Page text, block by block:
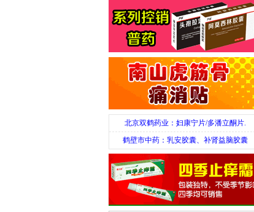
北京双鹤药业：妇康宁片/多潘立酮片.
鹤壁市中药：乳安胶囊、补肾益脑胶囊